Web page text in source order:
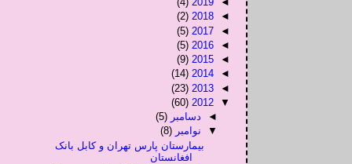
◄
2018
(2)
◄
2017
(5)
◄
2016
(5)
◄
2015
(9)
◄
2014
(14)
◄
2013
(23)
▼
2012
(60)
◄ دسامبر (5)
▼
نوامبر (8)
بیمارستان پارس تهران و کابل بانک
افغانستان